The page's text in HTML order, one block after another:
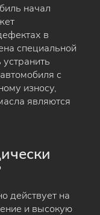
начал
в
специальной
с
износу,
являются
действует на
и высокую